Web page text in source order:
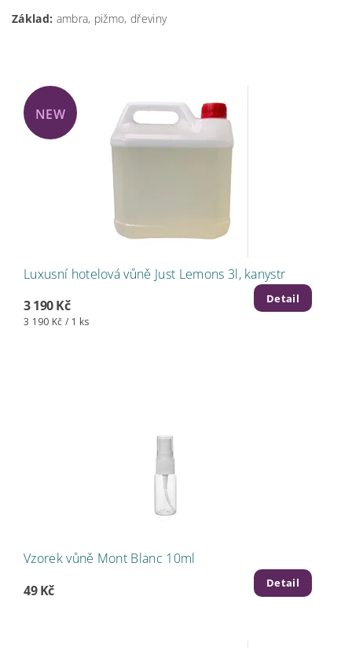
Základ: ambra, pižmo, dřeviny
NEW
Luxusní hotelová vůně Just Lemons 3l, kanystr
3 190 Kč
3 190 Kč / 1 ks
Detail
Vzorek vůně Mont Blanc 10ml
49 Kč
Detail